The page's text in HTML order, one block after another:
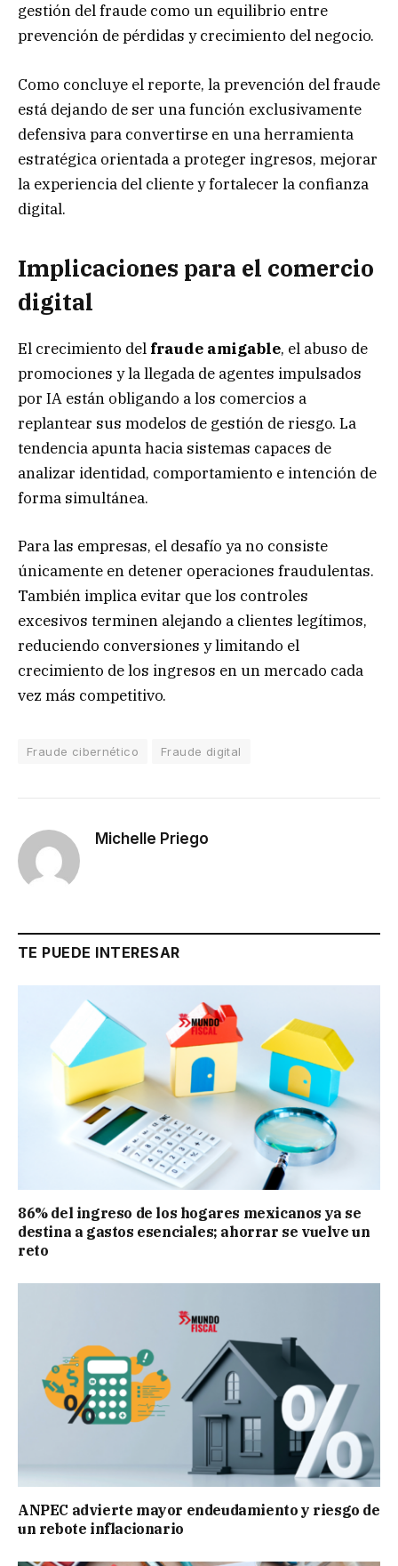
gestión del fraude como un equilibrio entre
prevención de pérdidas y crecimiento del negocio.
Como concluye el reporte, la prevención del fraude
está dejando de ser una función exclusivamente
defensiva para convertirse en una herramienta
estratégica orientada a proteger ingresos, mejorar
la experiencia del cliente y fortalecer la confianza
digital.
Implicaciones para el comercio
digital
El crecimiento del fraude amigable, el abuso de
promociones y la llegada de agentes impulsados
por IA están obligando a los comercios a
replantear sus modelos de gestión de riesgo. La
tendencia apunta hacia sistemas capaces de
analizar identidad, comportamiento e intención de
forma simultánea.
Para las empresas, el desafío ya no consiste
únicamente en detener operaciones fraudulentas.
También implica evitar que los controles
excesivos terminen alejando a clientes legítimos,
reduciendo conversiones y limitando el
crecimiento de los ingresos en un mercado cada
vez más competitivo.
Fraude cibernético Fraude digital
Michelle Priego
TE PUEDE INTERESAR
86% del ingreso de los hogares mexicanos ya se
destina a gastos esenciales; ahorrar se vuelve un
reto
ANPEC advierte mayor endeudamiento y riesgo de
un rebote inflacionario